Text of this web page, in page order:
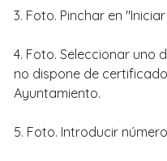
3. Foto. Pinchar en
4. Foto. Seleccionar uno
no dispone de
Ayuntamiento.
5. Foto. Introducir